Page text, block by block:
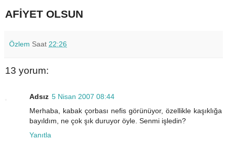
AFİYET OLSUN
Özlem Saat 22:26
13 yorum:
Adsız 5 Nisan 2007 08:44
Merhaba, kabak çorbası nefis görünüyor, özellikle kaşıklığa
bayıldım, ne çok şık duruyor öyle. Senmi işledin?
Yanıtla